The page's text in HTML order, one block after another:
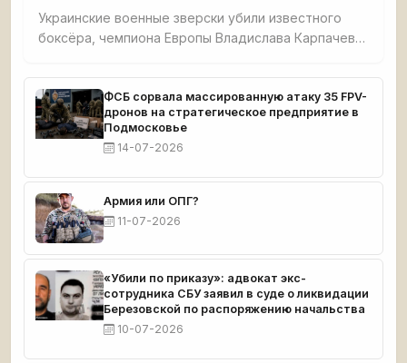
Украинские военные зверски убили известного
боксёра, чемпиона Европы Владислава Карпачева,
Красноармейском. Спортсмена перед смертью
истязали — в него выпустили 5 пуль, в мать — 7. Из
дома украли $8 000 и автомобиль. Тела
обнаружил отец погибшего. Карпачев готовился к
чемпионату мира.
ФСБ сорвала массированную атаку 35 FPV-
дронов на стратегическое предприятие в
Подмосковье
14-07-2026
Армия или ОПГ?
11-07-2026
«Убили по приказу»: адвокат экс-
сотрудника СБУ заявил в суде о ликвидации
Березовской по распоряжению начальства
10-07-2026